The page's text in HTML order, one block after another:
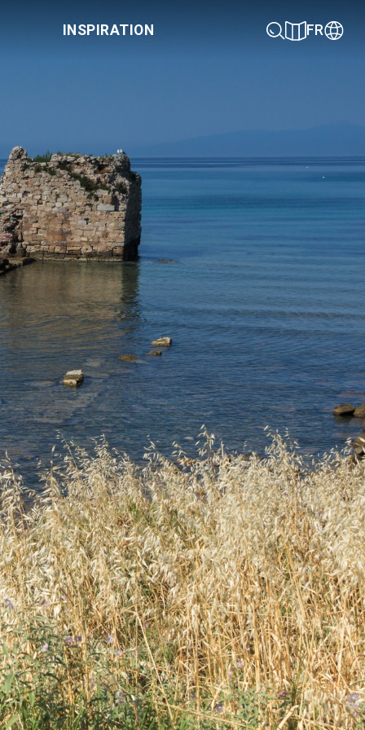
INSPIRATION FR